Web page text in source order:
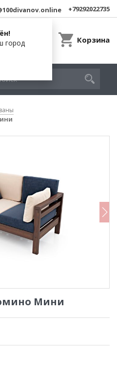
город
+79292022735
Корзина
Мини